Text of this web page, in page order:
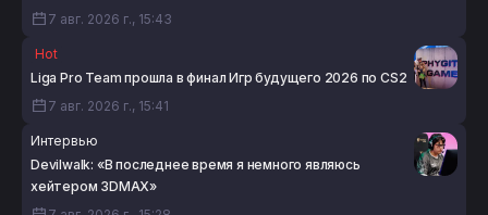
7 авг. 2026 г., 15:43
Hot
Liga Pro Team прошла в финал Игр будущего 2026 по CS2
7 авг. 2026 г., 15:41
Интервью
Devilwalk: «В последнее время я немного являюсь
хейтером 3DMAX»